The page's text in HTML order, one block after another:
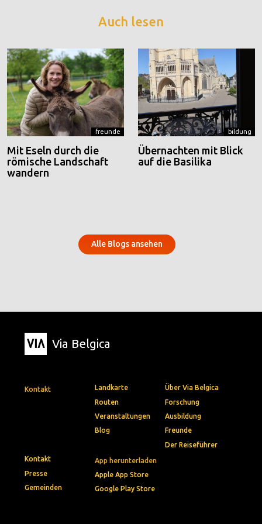
Auch lesen
freunde
Mit Eseln durch die
römische Landschaft
wandern
bildung
Übernachten mit Blick
auf die Basilika
Alle Blogs ansehen
Via Belgica
Kontakt
App herunterladen
Apple App Store
Google Play Store
Landkarte
Routen
Veranstaltungen
Blog
Über Via Belgica
Forschung
Ausbildung
Freunde
Der Reiseführer
Kontakt
Presse
Gemeinden